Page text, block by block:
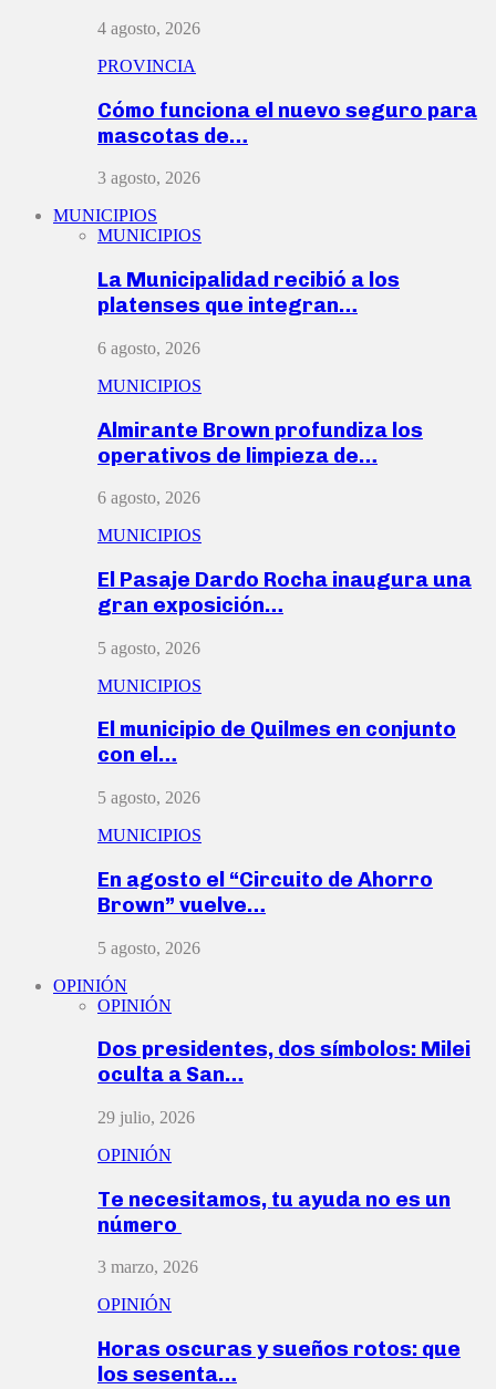
4 agosto, 2026
PROVINCIA
Cómo funciona el nuevo seguro para
mascotas de…
3 agosto, 2026
MUNICIPIOS
MUNICIPIOS
La Municipalidad recibió a los
platenses que integran…
6 agosto, 2026
MUNICIPIOS
Almirante Brown profundiza los
operativos de limpieza de…
6 agosto, 2026
MUNICIPIOS
El Pasaje Dardo Rocha inaugura una
gran exposición…
5 agosto, 2026
MUNICIPIOS
El municipio de Quilmes en conjunto
con el…
5 agosto, 2026
MUNICIPIOS
En agosto el “Circuito de Ahorro
Brown” vuelve…
5 agosto, 2026
OPINIÓN
OPINIÓN
Dos presidentes, dos símbolos: Milei
oculta a San…
29 julio, 2026
OPINIÓN
Te necesitamos, tu ayuda no es un
número
3 marzo, 2026
OPINIÓN
Horas oscuras y sueños rotos: que
los sesenta…